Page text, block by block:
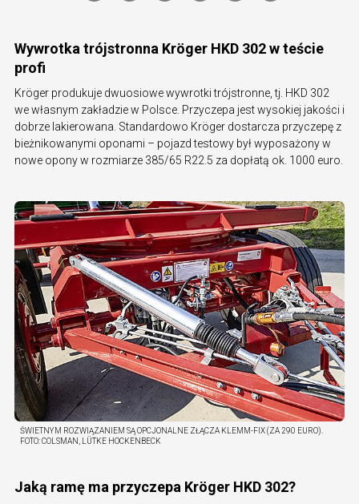
Wywrotka trójstronna Kröger HKD 302 w teście
profi
Kröger produkuje dwuosiowe wywrotki trójstronne, tj. HKD 302
we własnym zakładzie w Polsce. Przyczepa jest wysokiej jakości i
dobrze lakierowana. Standardowo Kröger dostarcza przyczepę z
bieżnikowanymi oponami – pojazd testowy był wyposażony w
nowe opony w rozmiarze 385/65 R22.5 za dopłatą ok. 1000 euro.
ŚWIETNYM ROZWIĄZANIEM SĄ OPCJONALNE ZŁĄCZA KLEMM-FIX (ZA 290 EURO).
FOTO:COLSMAN, LÜTKE HOCKENBECK
Jaką ramę ma przyczepa Kröger HKD 302?